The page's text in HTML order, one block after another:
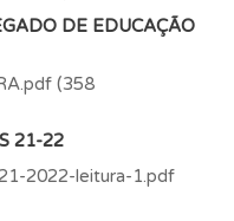
DE EDUCAÇÃO
(358
21-22
2022-leitura-1.pdf